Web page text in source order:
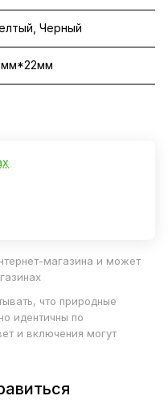
Черный
магазина и может
что природные
идентичны по
и включения могут